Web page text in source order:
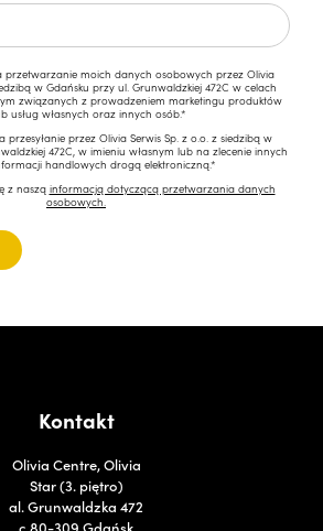
przetwarzanie moich danych osobowych przez Olivia
w Gdańsku przy ul. Grunwaldzkiej 472C w celach
związanych z prowadzeniem marketingu produktów
usług własnych oraz innych osób.*
przez Olivia Serwis Sp. z o.o. z siedzibą w
472C, w imieniu własnym lub na zlecenie innych
handlowych drogą elektroniczną.*
z naszą informacją dotyczącą przetwarzania danych
osobowych.
Kontakt
Olivia Centre, Olivia
Star (3. piętro)
al. Grunwaldzka 472
c 80-309 Gdańsk